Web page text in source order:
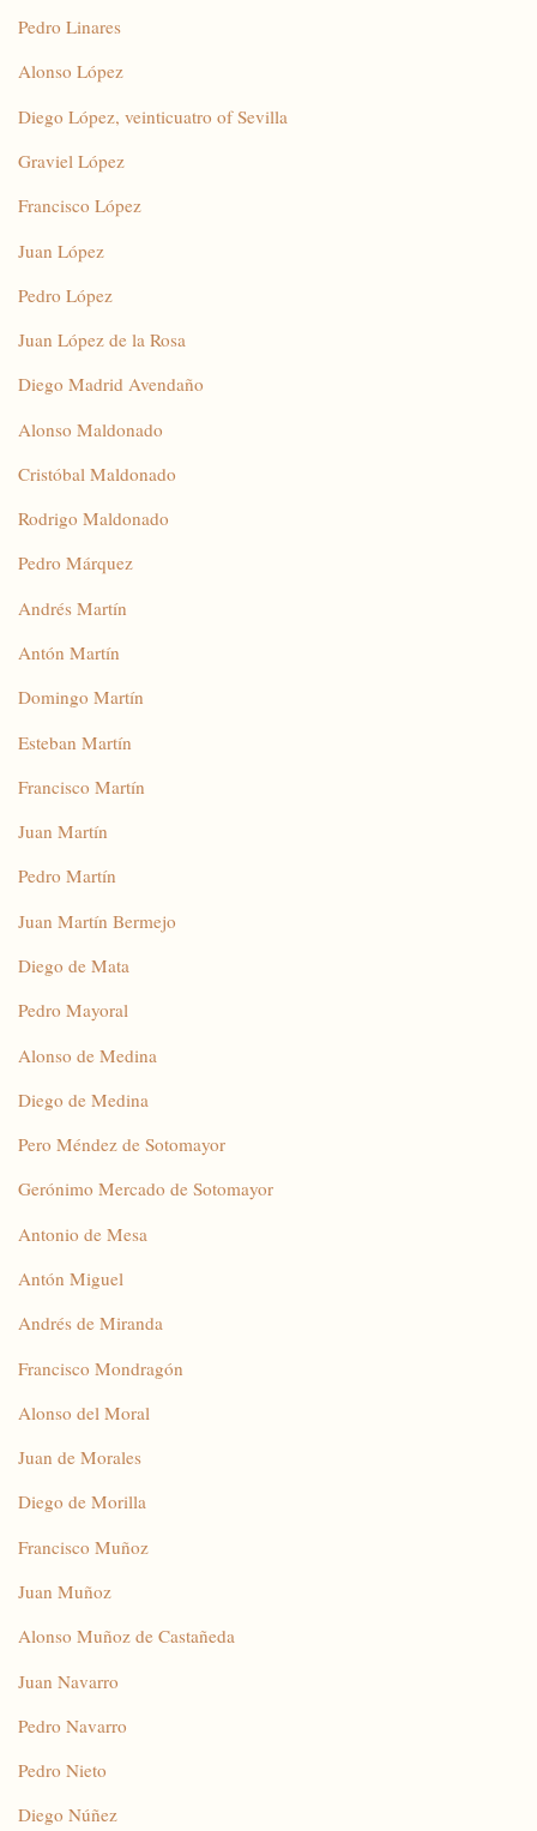
Pedro Linares
Alonso López
Diego López, veinticuatro of Sevilla
Graviel López
Francisco López
Juan López
Pedro López
Juan López de la Rosa
Diego Madrid Avendaño
Alonso Maldonado
Cristóbal Maldonado
Rodrigo Maldonado
Pedro Márquez
Andrés Martín
Antón Martín
Domingo Martín
Esteban Martín
Francisco Martín
Juan Martín
Pedro Martín
Juan Martín Bermejo
Diego de Mata
Pedro Mayoral
Alonso de Medina
Diego de Medina
Pero Méndez de Sotomayor
Gerónimo Mercado de Sotomayor
Antonio de Mesa
Antón Miguel
Andrés de Miranda
Francisco Mondragón
Alonso del Moral
Juan de Morales
Diego de Morilla
Francisco Muñoz
Juan Muñoz
Alonso Muñoz de Castañeda
Juan Navarro
Pedro Navarro
Pedro Nieto
Diego Núñez